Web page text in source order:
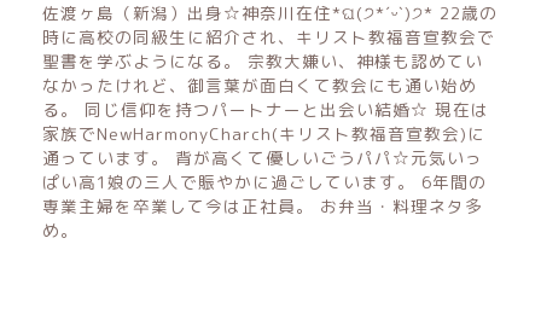
佐渡ヶ島（新潟）出身☆神奈川在住*ଘ(੭*ˊᵕˋ)੭* 22歳の
時に高校の同級生に紹介され、キリスト教福音宣教会で
聖書を学ぶようになる。 宗教大嫌い、神様も認めてい
なかったけれど、御言葉が面白くて教会にも通い始め
る。 同じ信仰を持つパートナーと出会い結婚☆ 現在は
家族でNewHarmonyCharch(キリスト教福音宣教会)に
通っています。 背が高くて優しいごうパパ☆元気いっ
ぱい高1娘の三人で賑やかに過ごしています。 6年間の
専業主婦を卒業して今は正社員。 お弁当・料理ネタ多
め。